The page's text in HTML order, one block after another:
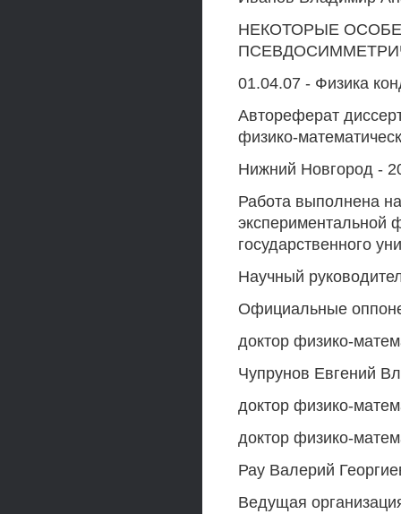
НЕКОТОРЫЕ
01.04.07 - Физика
Автореферат
физико-
Нижний Новгород -
Работа выполнена
экспериментальной
государственного
Научный
Официальные
доктор физико-
Чупрунов Евгений
доктор физико-
доктор физико-
Рау Валерий
Ведущая